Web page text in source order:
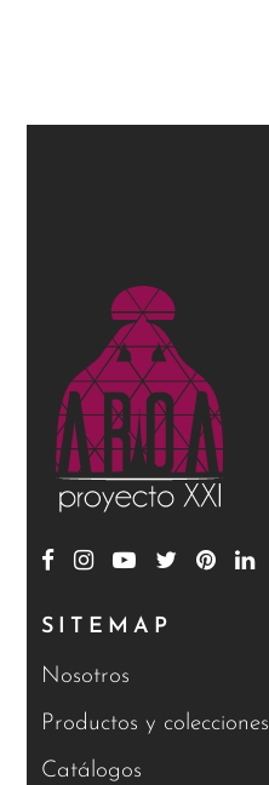
SITEMAP
Nosotros
Productos y colecciones
Catálogos